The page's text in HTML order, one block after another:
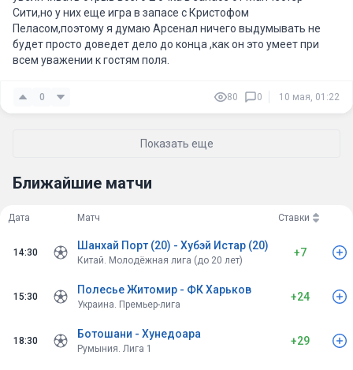
Сити,но у них еще игра в запасе с Кристофом
Пеласом,поэтому я думаю Арсенал ничего выдумывать не
будет просто доведет дело до конца ,как он это умеет при
всем уважении к гостям поля.
0 80 0 10 мая, 01:22
Показать еще
Ближайшие матчи
Дата Матч Ставки
14:30
Шанхай Порт (20) - Хубэй Истар (20)
Китай. Молодёжная лига (до 20 лет)
+7
15:30
Полесье Житомир - ФК Харьков
Украина. Премьер-лига
+24
18:30
Ботошани - Хунедоара
Румыния. Лига 1
+29